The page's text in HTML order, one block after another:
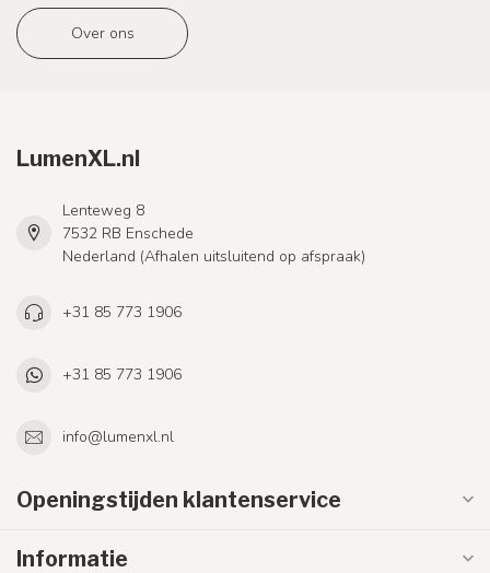
Over ons
LumenXL.nl
Lenteweg 8
7532 RB Enschede
Nederland (Afhalen uitsluitend op afspraak)
+31 85 773 1906
+31 85 773 1906
info@lumenxl.nl
Openingstijden klantenservice
Informatie